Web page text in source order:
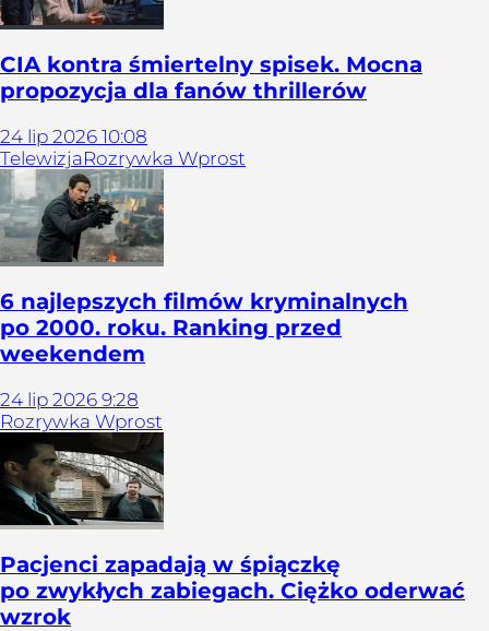
CIA kontra śmiertelny spisek. Mocna
propozycja dla fanów thrillerów
24 lip 2026 10:08
TelewizjaRozrywka Wprost
6 najlepszych filmów kryminalnych
po 2000. roku. Ranking przed
weekendem
24 lip 2026 9:28
Rozrywka Wprost
Pacjenci zapadają w śpiączkę
po zwykłych zabiegach. Ciężko oderwać
wzrok